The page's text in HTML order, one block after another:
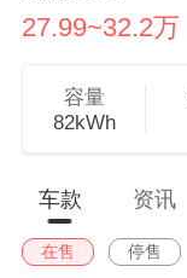
27.99~32.2万
容量
82kWh
车款 资讯
在售 停售